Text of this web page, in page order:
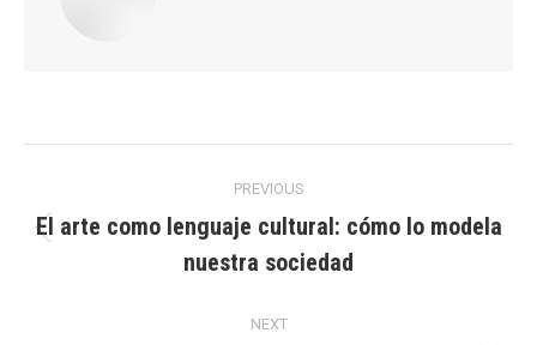
navigation
PREVIOUS
post:
El arte como lenguaje cultural: cómo lo modela
nuestra sociedad
NEXT